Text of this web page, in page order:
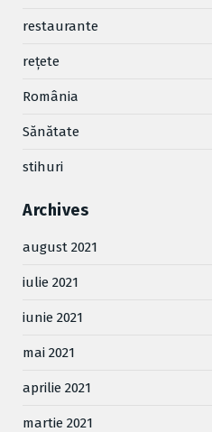
restaurante
reţete
România
Sănătate
stihuri
Archives
august 2021
iulie 2021
iunie 2021
mai 2021
aprilie 2021
martie 2021